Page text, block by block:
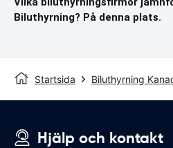
Biluthyrning? På denna plats.
Startsida Biluthyrning
Hjälp och kontakt